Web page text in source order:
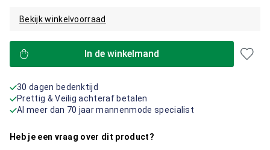
Bekijk winkelvoorraad
In de winkelmand
30 dagen bedenktijd
Prettig & Veilig achteraf betalen
Al meer dan 70 jaar mannenmode specialist
Heb je een vraag over dit product?